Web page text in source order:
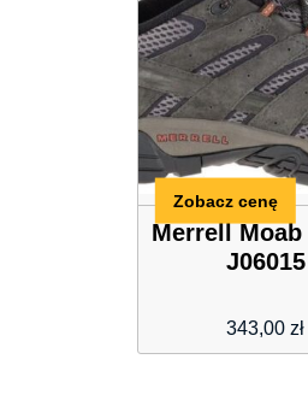
Merrell Moab
J06015
343,00 zł
Zobacz cenę